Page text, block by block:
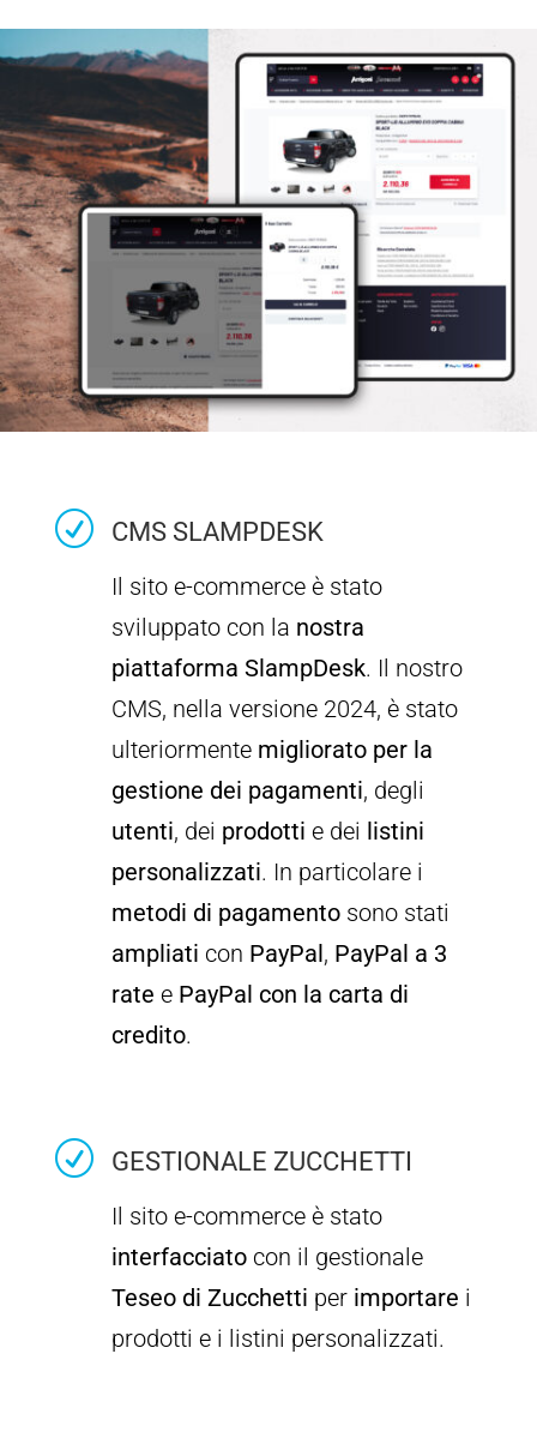
R CMS SLAMPDESK
Il sito e-commerce è stato
sviluppato con la nostra
piattaforma SlampDesk. Il nostro
CMS, nella versione 2024, è stato
ulteriormente migliorato per la
gestione dei pagamenti, degli
utenti, dei prodotti e dei listini
personalizzati. In particolare i
metodi di pagamentosono stati
ampliati con PayPal , PayPal a 3
rate e PayPal con la carta di
credito.
R GESTIONALE ZUCCHETTI
Il sito e-commerce è stato
interfacciatocon il gestionale
Teseo di Zucchetti per importare i
prodotti e i listini personalizzati.